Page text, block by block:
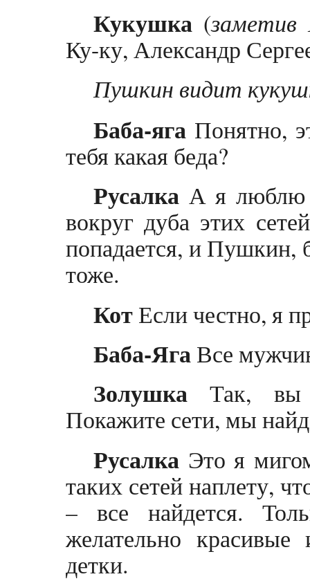
Кукушка (заметив
Ку-ку, Александр
Пушкин видит
Баба-яга Понятно,
тебя какая беда?
Русалка А я люблю
вокруг дуба этих
попадается, и Пушкин,
тоже.
КотЕсли честно, я
Баба-ЯгаВсе
Золушка Так, вы
Покажите сети, мы
Русалка Это я
таких сетей наплету,
– все найдется.
желательно
детки.